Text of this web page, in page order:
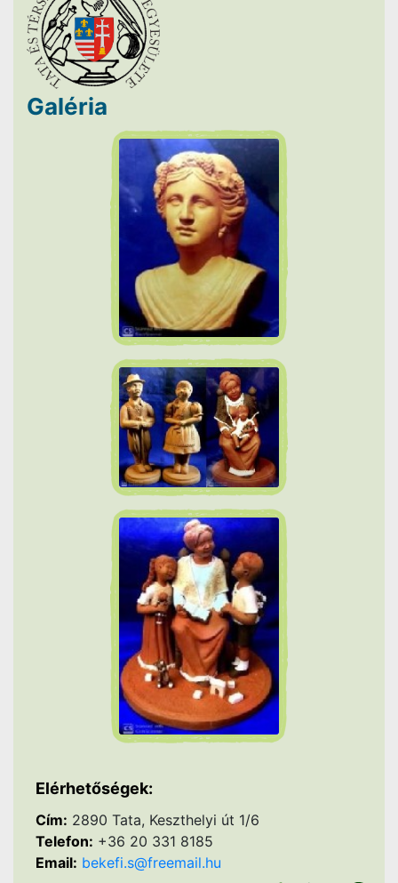
Galéria
Elérhetőségek:
Cím: 2890 Tata, Keszthelyi út 1/6
Telefon: +36 20 331 8185
Email: bekefi.s@freemail.hu